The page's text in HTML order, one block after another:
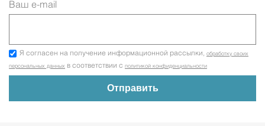
Ваш e-mail
Я согласен на получение информационной рассылки, обработку своих
персональных данных в соответствии с политикой конфиденциальности